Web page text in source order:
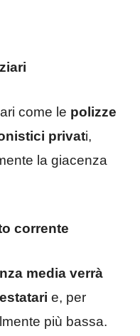
come le polizze
privati,
la giacenza
corrente
media verrà
e, per
più bassa.